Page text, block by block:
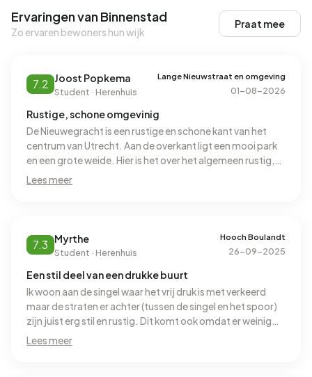
Ervaringen van Binnenstad
Zo ervaren bewoners hun wijk
Praat mee
7.2 Joost Popkema
Student · Herenhuis
Lange Nieuwstraat en omgeving
01-08-2026
Rustige, schone omgevinig
De Nieuwegracht is een rustige en schone kant van het
centrum van Utrecht. Aan de overkant ligt een mooi park
en een grote weide. Hier is het over het algemeen rustig,
soms helaas niet heel schoon. Op de wandelpaden liggen
Oudegracht en Twijnstraat veel makkelijker is voor auto's.
Lees meer
7.3 Myrthe
Student · Herenhuis
Hooch Boulandt
26-09-2025
Een stil deel van een drukke buurt
Ik woon aan de singel waar het vrij druk is met verkeerd
maar de straten er achter (tussen de singel en het spoor)
zijn juist erg stil en rustig. Dit komt ook omdat er weinig
voorzieningen zijn in dit deel. Wel kan je makkelijk lopend
Lees meer